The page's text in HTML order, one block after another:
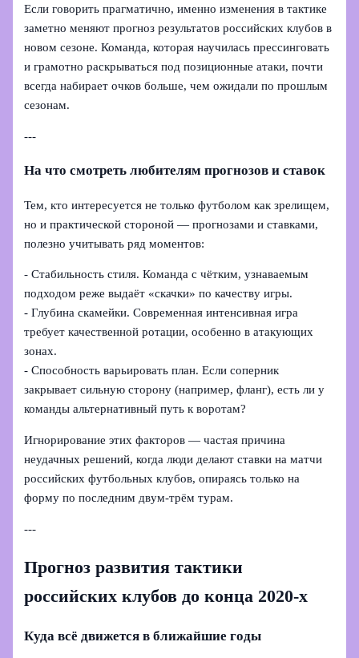
Если говорить прагматично, именно изменения в тактике
заметно меняют прогноз результатов российских клубов в
новом сезоне. Команда, которая научилась прессинговать
и грамотно раскрываться под позиционные атаки, почти
всегда набирает очков больше, чем ожидали по прошлым
сезонам.
---
На что смотреть любителям прогнозов и ставок
Тем, кто интересуется не только футболом как зрелищем,
но и практической стороной — прогнозами и ставками,
полезно учитывать ряд моментов:
- Стабильность стиля. Команда с чётким, узнаваемым
подходом реже выдаёт «скачки» по качеству игры.
- Глубина скамейки. Современная интенсивная игра
требует качественной ротации, особенно в атакующих
зонах.
- Способность варьировать план. Если соперник
закрывает сильную сторону (например, фланг), есть ли у
команды альтернативный путь к воротам?
Игнорирование этих факторов — частая причина
неудачных решений, когда люди делают ставки на матчи
российских футбольных клубов, опираясь только на
форму по последним двум‑трём турам.
---
Прогноз развития тактики
российских клубов до конца 2020‑х
Куда всё движется в ближайшие годы